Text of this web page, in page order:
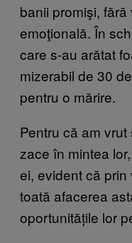
banii promişi,
emoţională. În
care s-au arătat
mizerabil de 30
pentru o mărire.
Pentru că am
zace în mintea
ei, evident că
toată afacerea
oportunitățile lor